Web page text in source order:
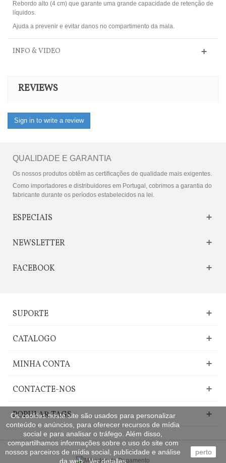
Os cookies neste site são usados para personalizar
conteúdo e anúncios, para oferecer recursos de mídia
social e para analisar o tráfego. Além disso,
compartilhamos informações sobre o uso do site com
nossos parceiros de mídia social, publicidade e análise
da web..Ver detalles
perto
Rebordo alto (4 cm) que garante uma grande capacidade de retenção de
líquidos.
Ajuda a prevenir e evitar danos no compartimento da mala.
INFO & VIDEO
REVIEWS
Sign in to write a review
QUALIDADE E GARANTIA
Os nossos produtos obtêm as certificações de qualidade mais exigentes.
Como importadores e distribuidores em Portugal, cobrimos a garantia do
fabricante durante os períodos estabelecidos na lei.
ESPECIAIS
NEWSLETTER
FACEBOOK
SUPORTE
CATALOGO
MINHA CONTA
CONTACTE-NOS
POPULAR TAGS